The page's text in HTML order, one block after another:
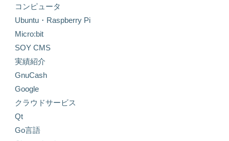
コンピュータ
Ubuntu・Raspberry Pi
Micro:bit
SOY CMS
実績紹介
GnuCash
Google
クラウドサービス
Qt
Go言語